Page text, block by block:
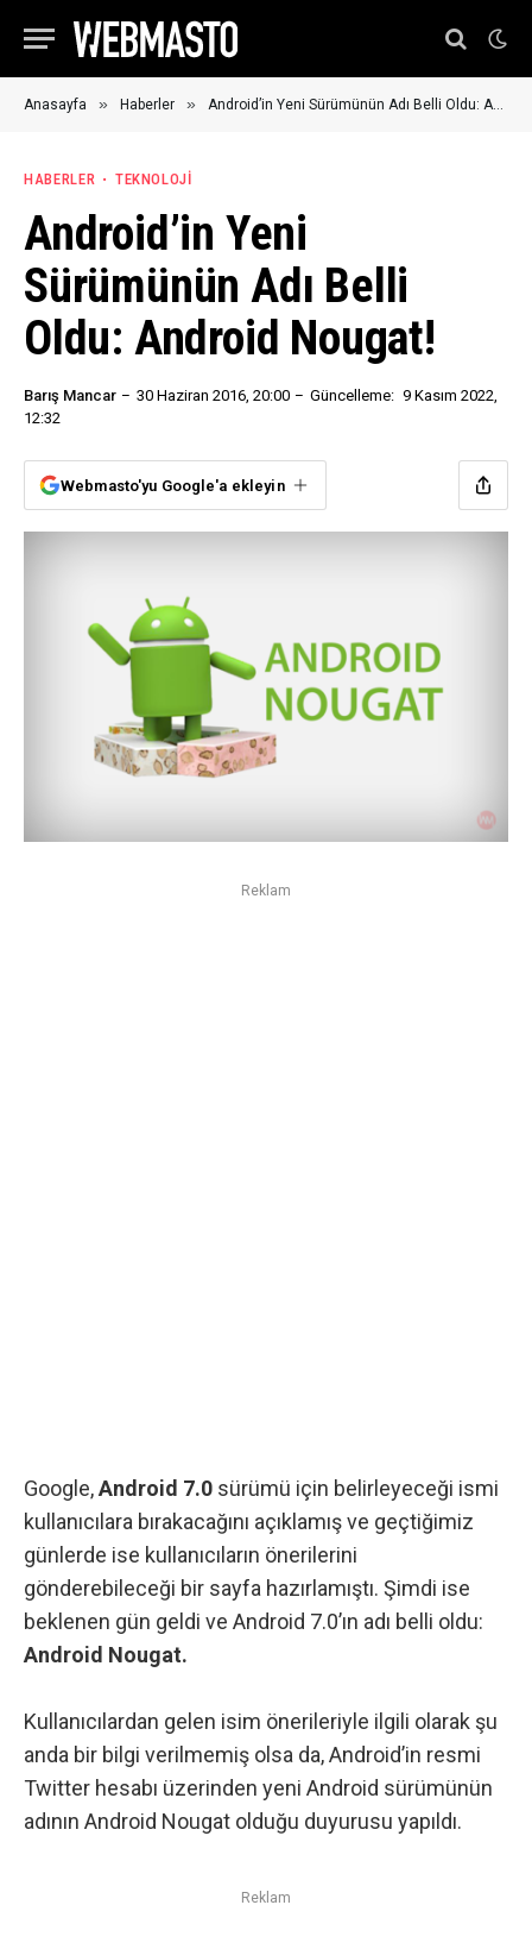
Anasayfa » Haberler » Android’in Yeni Sürümünün Adı Belli Oldu: Android Nougat!
HABERLER TEKNOLOJI
Android’in Yeni
Sürümünün Adı Belli
Oldu: Android Nougat!
Barış Mancar 30 Haziran 2016, 20:00 Güncelleme: 9 Kasım 2022,
12:32
Webmasto'yu Google'a ekleyin
Reklam
Google,Android 7.0 sürümü için belirleyeceği ismi
kullanıcılara bırakacağını açıklamış ve geçtiğimiz
günlerde ise kullanıcıların önerilerini
gönderebileceği bir sayfa hazırlamıştı. Şimdi ise
beklenen gün geldi ve Android 7.0’ın adı belli oldu:
Android Nougat.
Kullanıcılardan gelen isim önerileriyle ilgili olarak şu
anda bir bilgi verilmemiş olsa da, Android’in resmi
Twitter hesabı üzerinden yeni Android sürümünün
adının Android Nougat olduğu duyurusu yapıldı.
Reklam